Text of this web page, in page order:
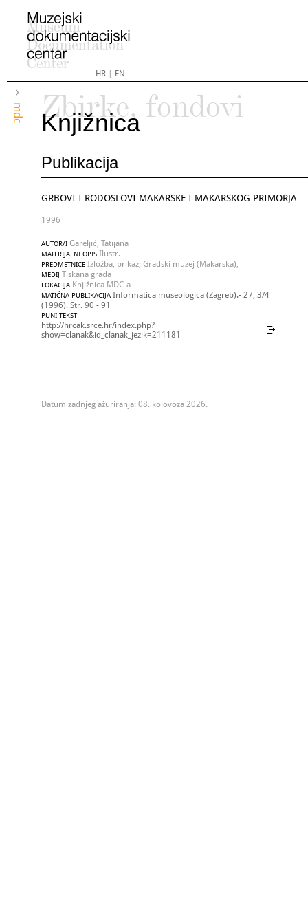
HR| EN
mdc
Zbirke, fondovi
Knjižnica
Publikacija
GRBOVI I RODOSLOVI MAKARSKE I MAKARSKOG PRIMORJA
1996
AUTOR/I Gareljić, Tatijana
MATERIJALNI OPIS Ilustr.
PREDMETNICE Izložba, prikaz; Gradski muzej (Makarska),
MEDIJ Tiskana građa
LOKACIJA Knjižnica MDC-a
MATIČNA PUBLIKACIJA Informatica museologica (Zagreb).- 27, 3/4
(1996). Str. 90 - 91
PUNI TEKST
http://hrcak.srce.hr/index.php?
show=clanak&id_clanak_jezik=211181
Datum zadnjeg ažuriranja: 08. kolovoza 2026.